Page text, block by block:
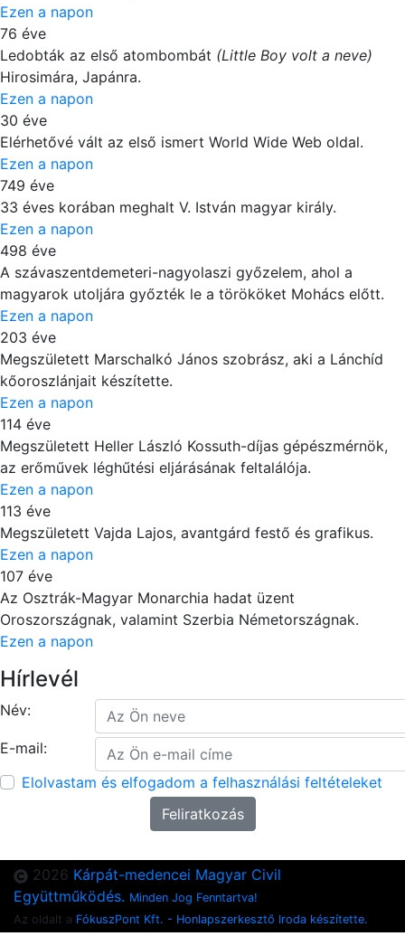
Ezen a napon
76 éve
Ledobták az első atombombát (Little Boy volt a neve)
Hirosimára, Japánra.
Ezen a napon
30 éve
Elérhetővé vált az első ismert World Wide Web oldal.
Ezen a napon
749 éve
33 éves korában meghalt V. István magyar király.
Ezen a napon
498 éve
A szávaszentdemeteri-nagyolaszi győzelem, ahol a
magyarok utoljára győzték le a törököket Mohács előtt.
Ezen a napon
203 éve
Megszületett Marschalkó János szobrász, aki a Lánchíd
kőoroszlánjait készítette.
Ezen a napon
114 éve
Megszületett Heller László Kossuth-díjas gépészmérnök,
az erőművek léghűtési eljárásának feltalálója.
Ezen a napon
113 éve
Megszületett Vajda Lajos, avantgárd festő és grafikus.
Ezen a napon
107 éve
Az Osztrák-Magyar Monarchia hadat üzent
Oroszországnak, valamint Szerbia Németországnak.
Ezen a napon
Hírlevél
Név:
E-mail:
Elolvastam és elfogadom a felhasználási feltételeket
2026 Kárpát-medencei Magyar Civil
Együttműködés. Minden Jog Fenntartva!
Az oldalt a FókuszPont Kft. - Honlapszerkesztő Iroda készítette.